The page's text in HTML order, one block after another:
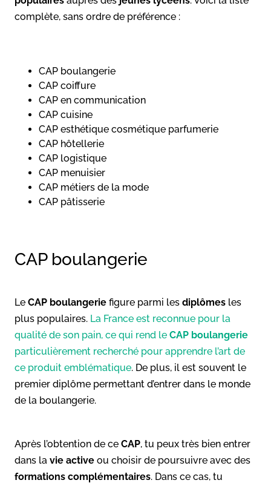
complète, sans ordre de préférence :
CAP boulangerie
CAP coiffure
CAP en communication
CAP cuisine
CAP esthétique cosmétique parfumerie
CAP hôtellerie
CAP logistique
CAP menuisier
CAP métiers de la mode
CAP pâtisserie
CAP boulangerie
Le CAP boulangerie figure parmi les diplômes les
plus populaires. La France est reconnue pour la
qualité de son pain, ce qui rend le CAP boulangerie
particulièrement recherché pour apprendre l’art de
ce produit emblématique. De plus, il est souvent le
premier diplôme permettant d’entrer dans le monde
de la boulangerie.
Après l’obtention de ce CAP, tu peux très bien entrer
dans la vie active ou choisir de poursuivre avec des
formations complémentaires. Dans ce cas, tu